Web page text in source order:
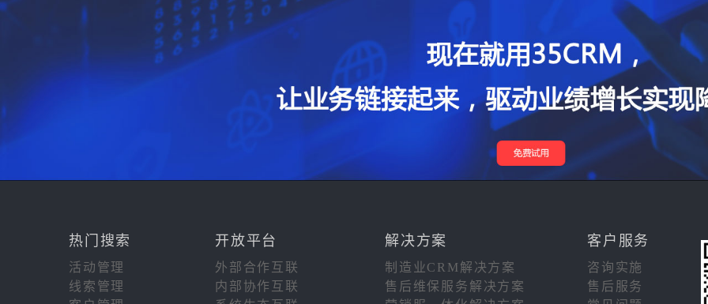
热门搜索 开放平台
活动管理
外部合作互联
线索管理
内部协作互联
解决方案 客户服务
制造业CRM解决方案
咨询实施
售后维保服务解决方案
售后服务